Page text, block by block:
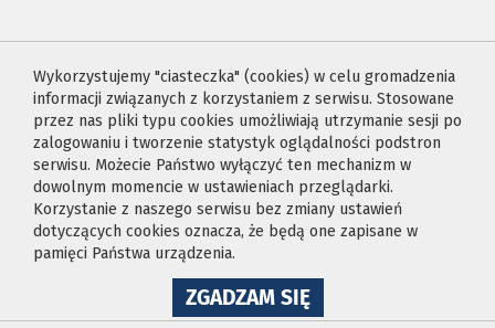
Wykorzystujemy "ciasteczka" (cookies) w celu gromadzenia
informacji związanych z korzystaniem z serwisu. Stosowane
przez nas pliki typu cookies umożliwiają utrzymanie sesji po
zalogowaniu i tworzenie statystyk oglądalności podstron
serwisu. Możecie Państwo wyłączyć ten mechanizm w
dowolnym momencie w ustawieniach przeglądarki.
Korzystanie z naszego serwisu bez zmiany ustawień
dotyczących cookies oznacza, że będą one zapisane w
pamięci Państwa urządzenia.
ZGADZAM SIĘNA
WYKORZYSTANIE